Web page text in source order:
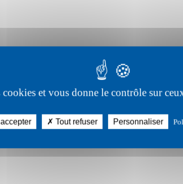
et vous donne le contrôle sur
Tout refuser Personnaliser